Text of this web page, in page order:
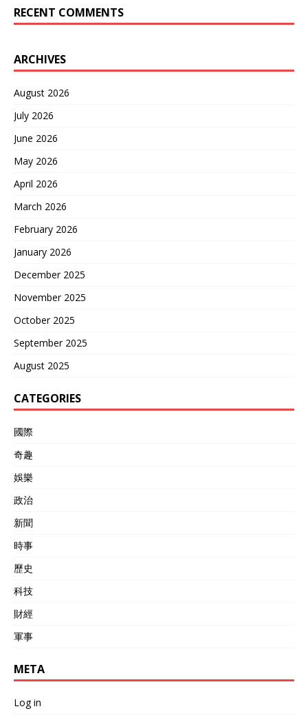
RECENT COMMENTS
ARCHIVES
August 2026
July 2026
June 2026
May 2026
April 2026
March 2026
February 2026
January 2026
December 2025
November 2025
October 2025
September 2025
August 2025
CATEGORIES
國際
奇趣
娛樂
政治
新聞
時事
歷史
科技
財經
軍事
META
Log in